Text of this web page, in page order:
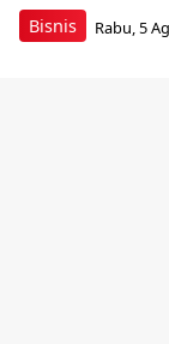
Bisnis Rabu, 5